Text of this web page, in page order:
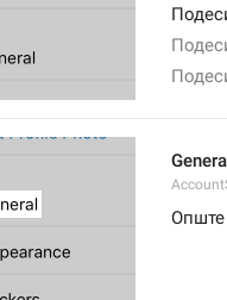
Опште